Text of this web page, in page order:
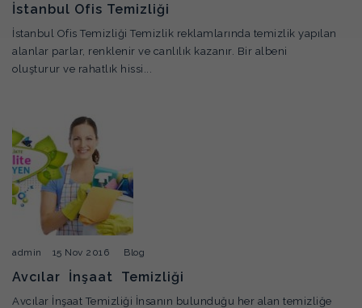
İstanbul Ofis Temizliği
İstanbul Ofis Temizliği Temizlik reklamlarında temizlik yapılan
alanlar parlar, renklenir ve canlılık kazanır. Bir albeni
oluşturur ve rahatlık hissi...
admin 15 Nov 2016 Blog
Avcılar İnşaat Temizliği
Avcılar İnşaat Temizliği İnsanın bulunduğu her alan temizliğe